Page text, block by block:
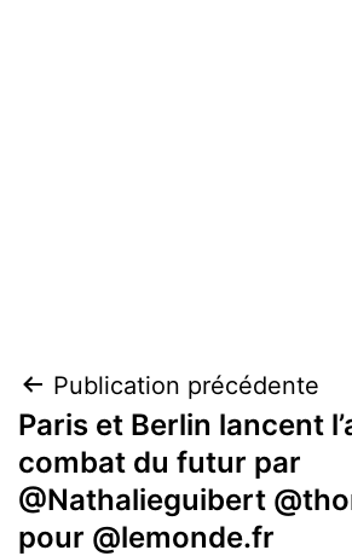
Navigation
de
l’article
Publication précédente
Paris et Berlin lancent
combat du futur par
@Nathalieguibert
pour @lemonde.fr